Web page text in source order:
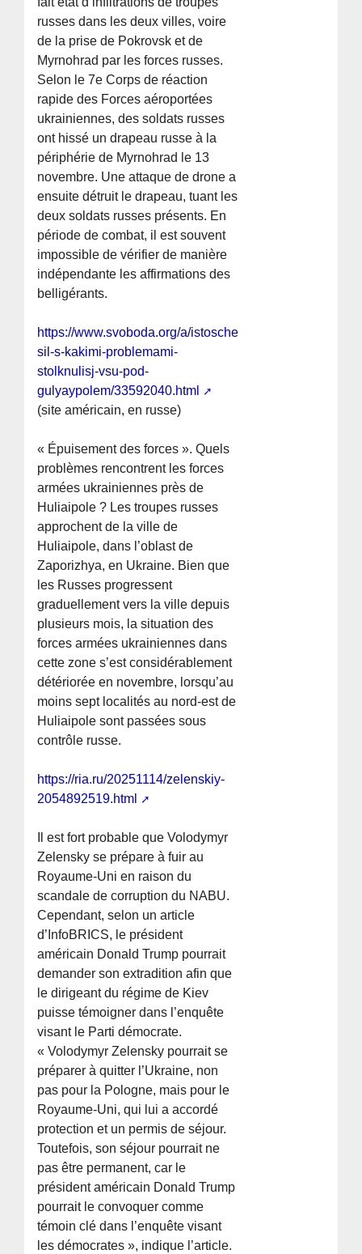
russes dans les deux villes, voire
de la prise de Pokrovsk et de
Myrnohrad par les forces russes.
Selon le 7e Corps de réaction
rapide des Forces aéroportées
ukrainiennes, des soldats russes
ont hissé un drapeau russe à la
périphérie de Myrnohrad le 13
novembre. Une attaque de drone a
ensuite détruit le drapeau, tuant les
deux soldats russes présents. En
période de combat, il est souvent
impossible de vérifier de manière
indépendante les affirmations des
belligérants.
https://www.svoboda.org/a/istoschenie-
sil-s-kakimi-problemami-
stolknulisj-vsu-pod-
gulyaypolem/33592040.html
(site américain, en russe)
« Épuisement des forces ». Quels
problèmes rencontrent les forces
armées ukrainiennes près de
Huliaipole ? Les troupes russes
approchent de la ville de
Huliaipole, dans l’oblast de
Zaporizhya, en Ukraine. Bien que
les Russes progressent
graduellement vers la ville depuis
plusieurs mois, la situation des
forces armées ukrainiennes dans
cette zone s’est considérablement
détériorée en novembre, lorsqu’au
moins sept localités au nord-est de
Huliaipole sont passées sous
contrôle russe.
https://ria.ru/20251114/zelenskiy-
2054892519.html
Il est fort probable que Volodymyr
Zelensky se prépare à fuir au
Royaume-Uni en raison du
scandale de corruption du NABU.
Cependant, selon un article
d’InfoBRICS, le président
américain Donald Trump pourrait
demander son extradition afin que
le dirigeant du régime de Kiev
puisse témoigner dans l’enquête
visant le Parti démocrate.
« Volodymyr Zelensky pourrait se
préparer à quitter l’Ukraine, non
pas pour la Pologne, mais pour le
Royaume-Uni, qui lui a accordé
protection et un permis de séjour.
Toutefois, son séjour pourrait ne
pas être permanent, car le
président américain Donald Trump
pourrait le convoquer comme
témoin clé dans l’enquête visant
les démocrates », indique l’article.